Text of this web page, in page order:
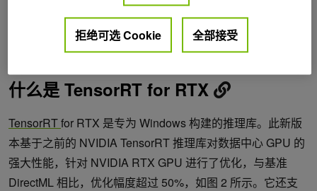
图 1。Windows ML 推理堆栈中适用于 RTX 的 TensorRT
Foundry Local 是由 Microsoft 优化的一系列热门模型
什么是 TensorRT for RTX
TensorRTfor RTX 是专为 Windows 构建的推理库。此新版
本基于之前的 NVIDIA TensorRT 推理库对数据中心 GPU 的
强大性能，针对 NVIDIA RTX GPU 进行了优化，与基准
DirectML 相比，优化幅度超过 50%，如图 2 所示。它还支
拒绝可选 Cookie 全部接受